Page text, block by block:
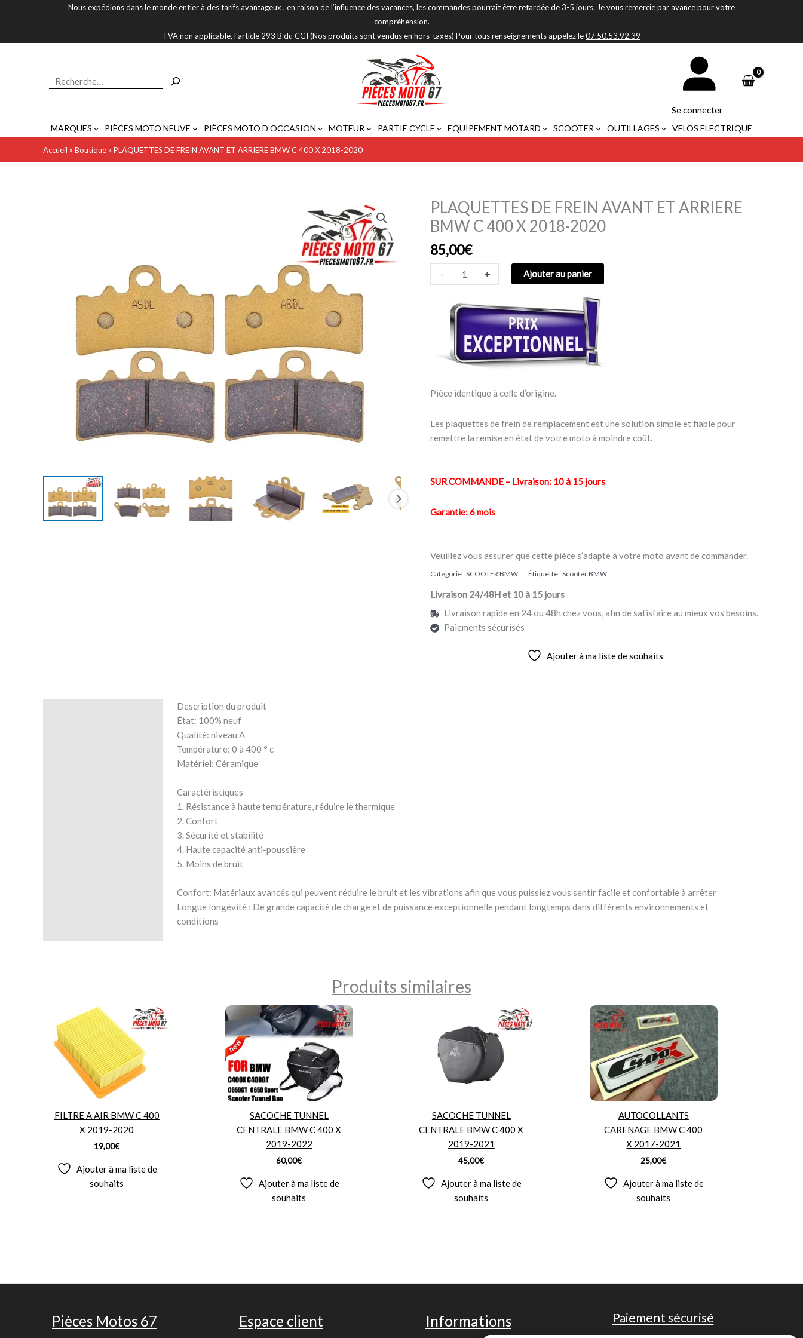
Nous expédions dans le monde entier à des tarifs avantageux , en raison de l’influence des vacances, les commandes pourrait être retardée de 3-5 jours. Je vous remercie par avance pour votre
compréhension.
TVA non applicable, l'article 293 B du CGI (Nos produits sont vendus en hors-taxes) Pour tous renseignements appelez le07.50.53.92.39
Se connecter
MARQUES PIÈCES MOTO NEUVE PIÈCES MOTO D’OCCASION MOTEUR PARTIE CYCLE EQUIPEMENT MOTARD SCOOTER OUTILLAGES VELOS ELECTRIQUE
Accueil » Boutique » PLAQUETTES DE FREIN AVANT ET ARRIERE BMW C 400 X 2018-2020
PLAQUETTES DE FREIN AVANT ET ARRIERE
BMW C 400 X 2018-2020
85,00€
-
quantité
de
PLAQUETTES
DE
FREIN
AVANT
ARRIERE
BMW
2020
+ Ajouter au panier
Pièce identique à celle d’origine.
Les plaquettes de frein de remplacement est une solution simple et fiable pour
remettre la remise en état de votre moto à moindre coût.
SUR COMMANDE – Livraison: 10 à 15 jours
Garantie: 6 mois
Veuillez vous assurer que cette pièce s’adapte à votre moto avant de commander.
Catégorie :SCOOTER BMW Étiquette :Scooter BMW
Livraison 24/48H et 10 à 15 jours
Livraison rapide en 24 ou 48h chez vous, afin de satisfaire au mieux vos besoins.
Paiements sécurisés
Ajouter à ma liste de souhaits
Description du produit
État: 100% neuf
Qualité: niveau A
Température: 0 à 400 ° c
Matériel: Céramique
Caractéristiques
1. Résistance à haute température, réduire le thermique
2. Confort
3. Sécurité et stabilité
4. Haute capacité anti-poussière
5. Moins de bruit
Confort: Matériaux avancés qui peuvent réduire le bruit et les vibrations afin que vous puissiez vous sentir facile et confortable à arrêter
Longue longévité : De grande capacité de charge et de puissance exceptionnelle pendant longtemps dans différents environnements et
conditions
Produits similaires
FILTRE A AIR BMW C 400
X 2019-2020
19,00€
Ajouter à ma liste de
souhaits
SACOCHE TUNNEL
CENTRALE BMW C 400 X
2019-2022
60,00€
Ajouter à ma liste de
souhaits
SACOCHE TUNNEL
CENTRALE BMW C 400 X
2019-2021
45,00€
Ajouter à ma liste de
souhaits
AUTOCOLLANTS
CARENAGE BMW C 400
X 2017-2021
25,00€
Ajouter à ma liste de
souhaits
Pièces Motos 67 Espace client Informations Paiement sécurisé